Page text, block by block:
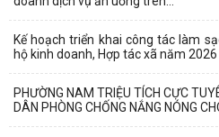
Kế hoạch triển khai công tác làm
hộ kinh doanh, Hợp tác xã năm 2026
PHƯỜNG NAM TRIỆU TÍCH CỰC
DÂN PHÒNG CHỐNG NẮNG NÓNG